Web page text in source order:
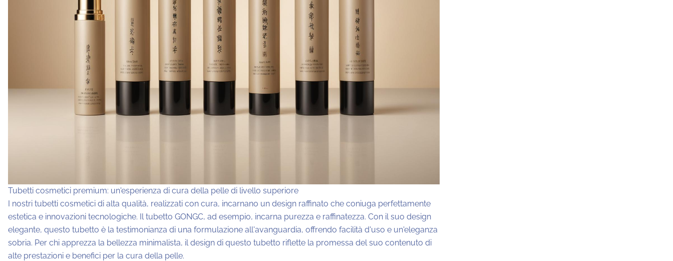
Tubetti cosmetici premium: un'esperienza di cura della pelle di livello superiore
I nostri tubetti cosmetici di alta qualità, realizzati con cura, incarnano un design raffinato che coniuga perfettamente
estetica e innovazioni tecnologiche. Il tubetto GONGC, ad esempio, incarna purezza e raffinatezza. Con il suo design
elegante, questo tubetto è la testimonianza di una formulazione all'avanguardia, offrendo facilità d'uso e un'eleganza
sobria. Per chi apprezza la bellezza minimalista, il design di questo tubetto riflette la promessa del suo contenuto di
alte prestazioni e benefici per la cura della pelle.